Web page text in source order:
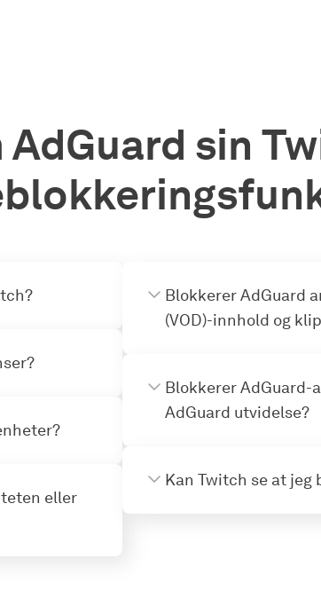
AdGuard sin
eller
Blokkerer AdGuard
(VOD)-innhold og
Blokkerer AdGuard-
AdGuard utvidelse?
Kan Twitch se at jeg